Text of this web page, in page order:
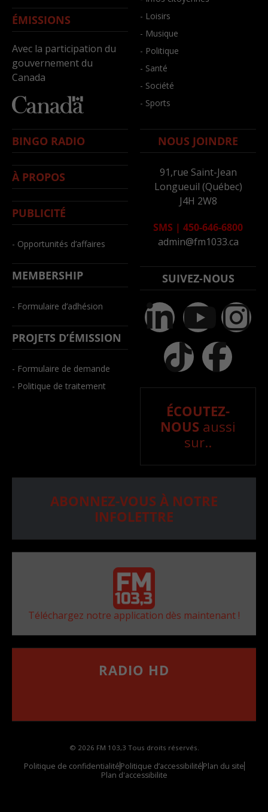
ÉMISSIONS
Avec la participation du
gouvernement du
Canada
- Loisirs
- Musique
- Politique
- Santé
- Société
- Sports
BINGO RADIO
À PROPOS
PUBLICITÉ
- Opportunités d’affaires
MEMBERSHIP
- Formulaire d’adhésion
PROJETS D’ÉMISSION
- Formulaire de demande
- Politique de traitement
NOUS JOINDRE
91,rue Saint-Jean
Longueuil (Québec)
J4H 2W8
SMS | 450-646-6800
admin@fm1033.ca
SUIVEZ-NOUS
ÉCOUTEZ-
NOUS aussi
sur..
ABONNEZ-VOUS À NOTRE
INFOLETTRE
Téléchargez notre application dès maintenant !
RADIO HD
© 2026 FM 103,3 Tous droits réservés.
Politique de confidentialitéPolitique d’accessibilitéPlan du site
Plan d'accessibilite